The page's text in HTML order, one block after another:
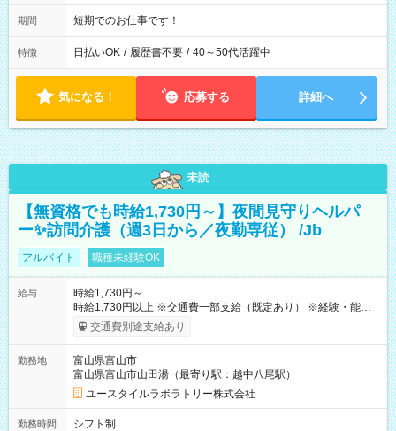
期間 短期でのお仕事です！
特徴 日払いOK / 履歴書不要 / 40～50代活躍中
気になる！ 応募する 詳細へ
未読
【無資格でも時給1,730円～】夜間見守りヘルパ
ー✨訪問介護（週3日から／夜勤専従） /Jb
アルバイト 職種未経験OK
給与
時給1,730円～
時給1,730円以上 ※交通費一部支給（既定あり） ※経験・能力を
考慮して決定します 【収入例】 週1回勤務の場合：1,730円×8時
間×4回=5万5,360円 週3回勤務の場合：1,730円×8時間×12回
月 ※ 雇用形態と給与に、本採用時と異なる部分があります。 雇
用形態：本採用時と同じです。 給与：時給 1,500円以上
交通費別途支給あり
勤務地
富山県富山市
富山県富山市山田湯（最寄り駅：越中八尾駅）
ユースタイルラボラトリー株式会社
勤務時間
シフト制